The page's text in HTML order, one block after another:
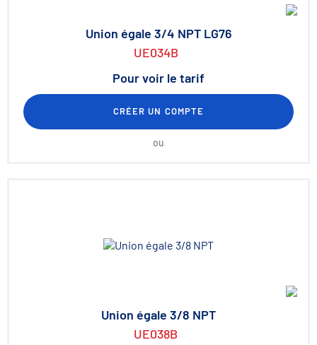
Union égale 3/4 NPT LG76
UE034B
Pour voir le tarif
CRÉER UN COMPTE
ou
Union égale 3/8 NPT
UE038B